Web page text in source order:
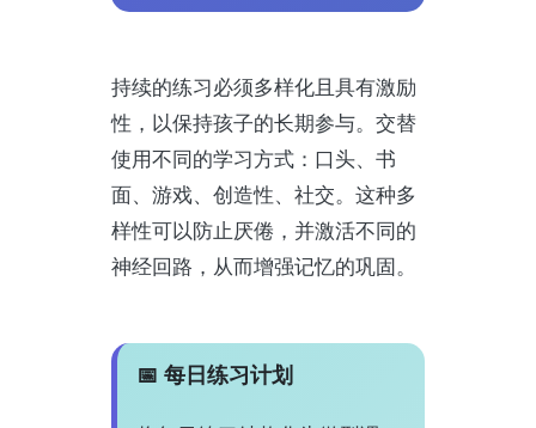
持续的练习必须多样化且具有激励
性，以保持孩子的长期参与。交替
使用不同的学习方式：口头、书
面、游戏、创造性、社交。这种多
样性可以防止厌倦，并激活不同的
神经回路，从而增强记忆的巩固。
📅 每日练习计划